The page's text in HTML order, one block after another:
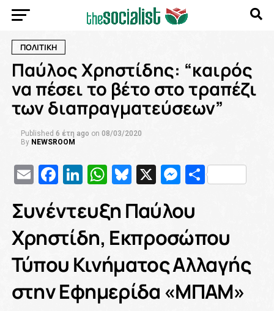
ΠΟΛΙΤΙΚΗ
Παύλος Χρηστίδης: “καιρός
να πέσει το βέτο στο τραπέζι
των διαπραγματεύσεων”
Published 6 έτη ago on 08/03/2020
By NEWSROOM
EmailFacebook
LinkedIn
WhatsApp
Bluesky
X
Συνέντευξη Παύλου
Χρηστίδη, Εκπροσώπου
Τύπου Κινήματος Αλλαγής
στην Εφημερίδα «ΜΠΑΜ»